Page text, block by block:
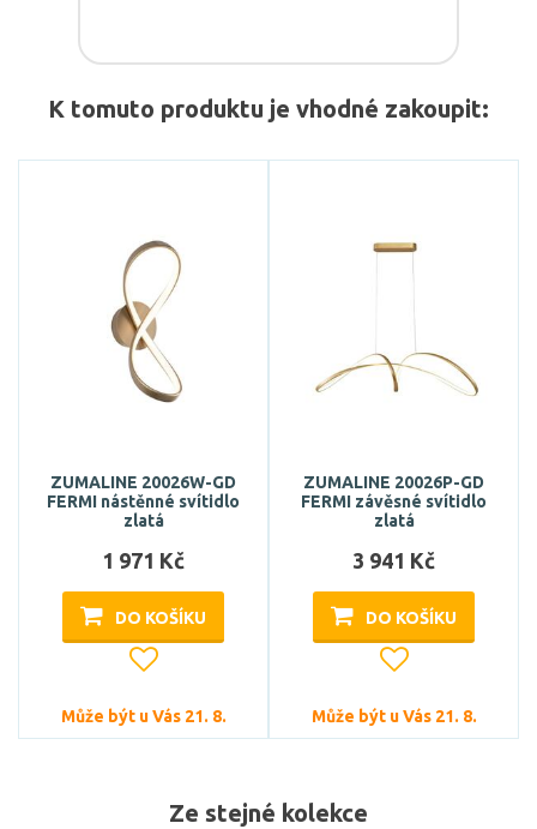
K tomuto produktu je vhodné zakoupit:
ZUMALINE 20026W-GD
FERMI nástěnné svítidlo
zlatá
1 971 Kč
DO KOŠÍKU
Může být u Vás 21. 8.
ZUMALINE 20026P-GD
FERMI závěsné svítidlo
zlatá
3 941 Kč
DO KOŠÍKU
Může být u Vás 21. 8.
Ze stejné kolekce